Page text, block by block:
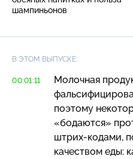
шампиньонов
В ЭТОМ ВЫПУСКЕ:
00:01:11
Молочная
поэтому
«бодаются»
штрих-кодами,
качеством еды: